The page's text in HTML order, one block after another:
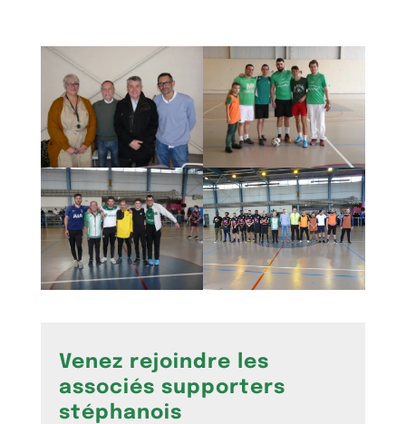
Venez rejoindre les
associés supporters
stéphanois